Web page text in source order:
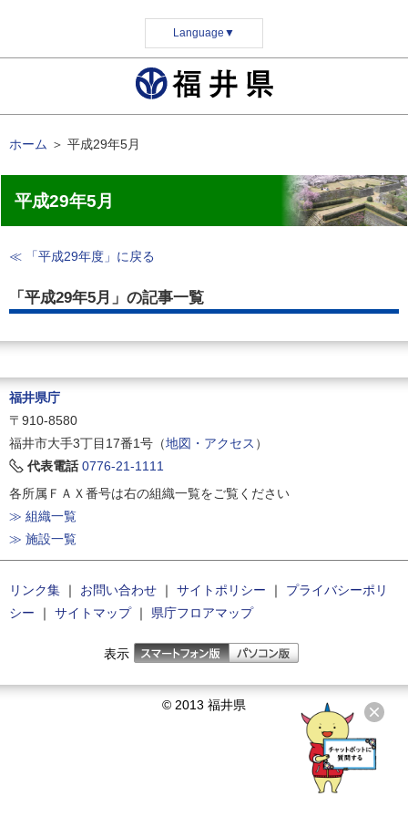
Language ▼
ホーム ＞ 平成29年5月
平成29年5月
≪ 「平成29年度」に戻る
「平成29年5月」の記事一覧
福井県庁
〒910-8580
福井市大手3丁目17番1号（地図・アクセス ）
代表電話 0776-21-1111
各所属ＦＡＸ番号は右の組織一覧をご覧ください
≫ 組織一覧
≫ 施設一覧
リンク集 ｜ お問い合わせ ｜ サイトポリシー ｜
プライバシーポリ
シー ｜ サイトマップ｜ 県庁フロアマップ
表示
© 2013 福井県